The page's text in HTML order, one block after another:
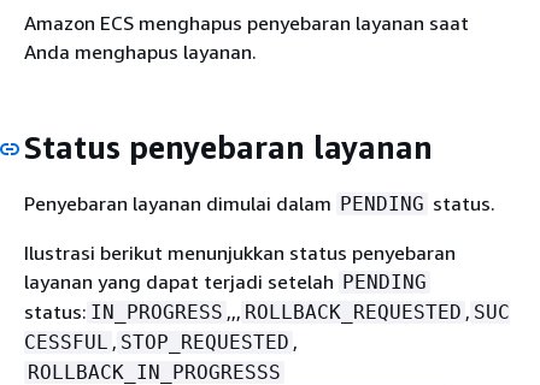
Amazon ECS menghapus penyebaran layanan saat
Anda menghapus layanan.
Status penyebaran layanan
Penyebaran layanan dimulai dalam PENDING status.
Ilustrasi berikut menunjukkan status penyebaran
layanan yang dapat terjadi setelah PENDING
status: IN_PROGRESS ,,, ROLLBACK_REQUESTED , SUC
CESSFUL , STOP_REQUESTED ,
ROLLBACK_IN_PROGRESSS